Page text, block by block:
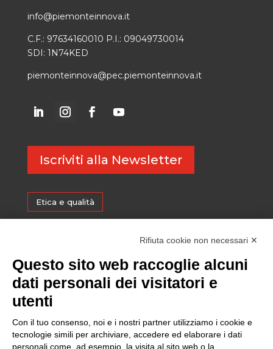
info@piemonteinnova.it
C.F.: 97634160010 P.I.: 09049730014
SDI: 1N74KED
piemonteinnova@pec.piemonteinnova.it
Iscriviti alla Newsletter
Etica e qualità
Sostenibilità
Rifiuta cookie non necessari ✕
Questo sito web raccoglie alcuni
dati personali dei visitatori e
utenti
Con il tuo consenso, noi e i nostri partner utilizziamo i cookie e
tecnologie simili per archiviare, accedere ed elaborare i dati
personali come, ad esempio, la visita al sito web o la